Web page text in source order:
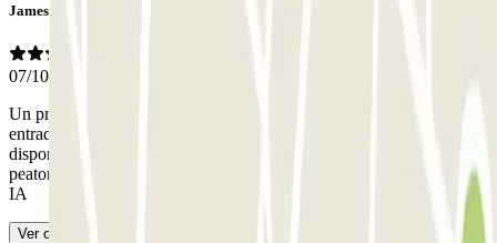
James
07/10/2024
Un proceso de reserva sencillo y buenas instrucciones. Aunque la
entrada del aparcamiento mostraba que estaba lleno, había plazas
disponibles. El aparcamiento está bien situado para un fácil acceso
peatonal a Gibraltar. El personal fue muy servicial.
- Traducido con
IA
Ver original